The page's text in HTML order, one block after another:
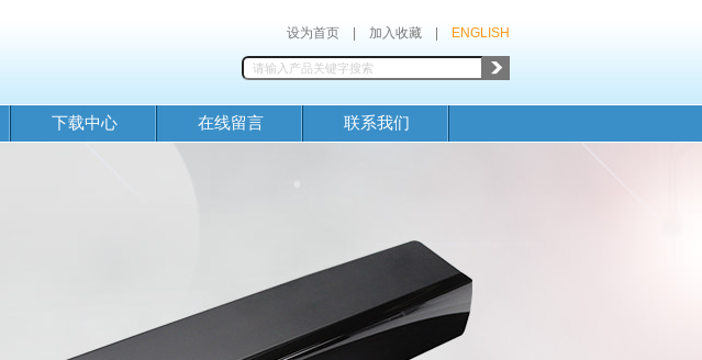
设为首页 加入收藏 ENGLISH
下载中心 在线留言 联系我们